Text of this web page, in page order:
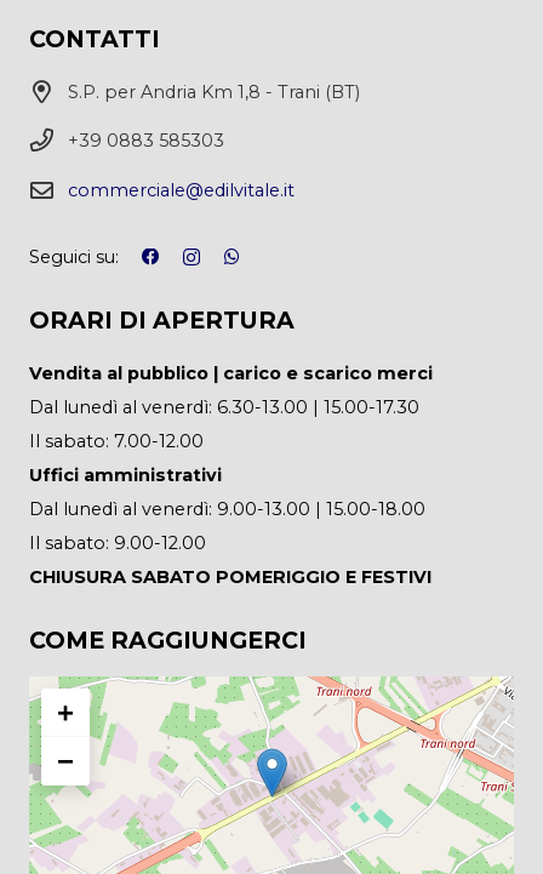
CONTATTI
S.P. per Andria Km 1,8 - Trani (BT)
+39 0883 585303
commerciale@edilvitale.it
Seguici su:
ORARI DI APERTURA
Vendita al pubblico | carico e scarico merci
Dal lunedì al venerdì: 6.30-13.00 | 15.00-17.30
Il sabato: 7.00-12.00
Uffici amministrativi
Dal lunedì al venerdì: 9.00-13.00 | 15.00-18.00
Il sabato: 9.00-12.00
CHIUSURA SABATO POMERIGGIO E FESTIVI
COME RAGGIUNGERCI
+
−